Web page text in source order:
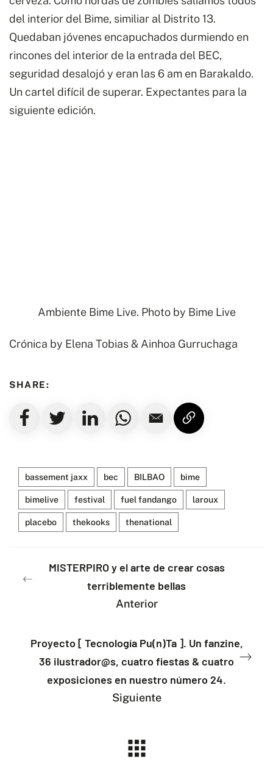
del interior del Bime, similiar al Distrito 13.
Quedaban jóvenes encapuchados durmiendo en
rincones del interior de la entrada del BEC,
seguridad desalojó y eran las 6 am en Barakaldo.
Un cartel difícil de superar. Expectantes para la
siguiente edición.
Ambiente Bime Live. Photo by Bime Live
Crónica by Elena Tobias & Ainhoa Gurruchaga
SHARE:
bassement jaxx bec BILBAO bime
bimelive festival fuel fandango laroux
placebo thekooks thenational
MISTERPIRO y el arte de crear cosas
terriblemente bellas
Anterior
Proyecto [ Tecnología Pu(n)Ta ]. Un fanzine,
36 ilustrador@s, cuatro fiestas & cuatro
exposiciones en nuestro número 24.
Siguiente